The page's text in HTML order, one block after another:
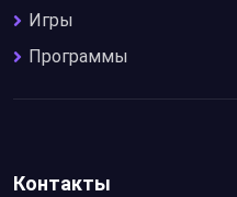
Игры
Программы
Контакты